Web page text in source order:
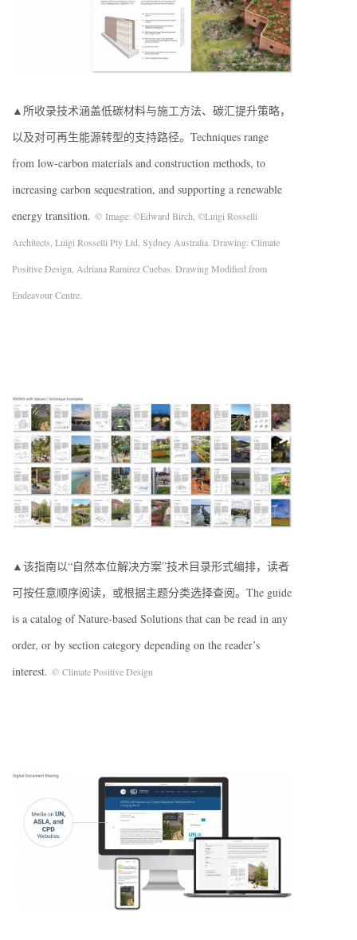
▲所收录技术涵盖低碳材料与施工方法、碳汇提升策略，
以及对可再生能源转型的支持路径。Techniques range
from low-carbon materials and construction methods, to
increasing carbon sequestration, and supporting a renewable
energy transition. © Image: ©Edward Birch, ©Luigi Rosselli
Architects, Luigi Rosselli Pty Ltd, Sydney Australia. Drawing: Climate
Positive Design, Adriana Ramirez Cuebas. Drawing Modified from
Endeavour Centre.
▲该指南以“自然本位解决方案”技术目录形式编排，读者
可按任意顺序阅读，或根据主题分类选择查阅。The guide
is a catalog of Nature-based Solutions that can be read in any
order, or by section category depending on the reader’s
interest. © Climate Positive Design